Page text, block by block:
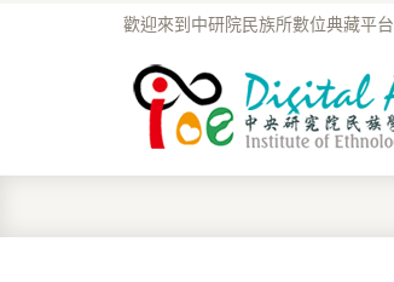
歡迎來到中研院民族所數位典藏平台